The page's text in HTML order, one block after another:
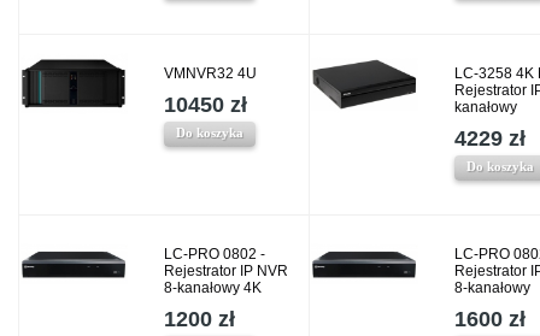
VMNVR32 4U
10450 zł
Do koszyka
LC-3258 4K
Rejestrator
kanałowy
4229 zł
Do koszyka
LC-PRO 0802 -
Rejestrator IP NVR
8-kanałowy 4K
1200 zł
LC-PRO
Rejestrator
8-kanałowy
1600 zł